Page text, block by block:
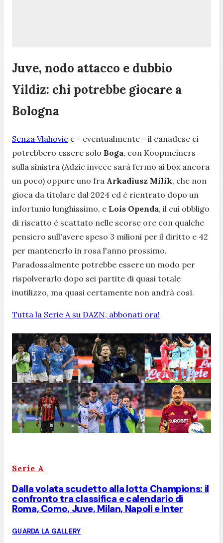
Juve, nodo attacco e dubbio
Yildiz: chi potrebbe giocare a
Bologna
Senza Vlahovic e - eventualmente - il canadese ci
potrebbero essere solo Boga, con Koopmeiners
sulla sinistra (Adzic invece sarà fermo ai box ancora
un poco) oppure uno fra Arkadiusz Milik, che non
gioca da titolare dal 2024 ed è rientrato dopo un
infortunio lunghissimo, e Lois Openda, il cui obbligo
di riscatto è scattato nelle scorse ore con qualche
pensiero sull'avere speso 3 milioni per il diritto e 42
per mantenerlo in rosa l'anno prossimo.
Paradossalmente potrebbe essere un modo per
rispolverarlo dopo sei partite di quasi totale
inutilizzo, ma quasi certamente non andrà così.
Tutta la Serie A su DAZN, abbonati ora!
Serie A
Dalla volata scudetto alla lotta Champions: il
confronto tra classifica e calendario di
Roma, Como, Juve, Milan, Napoli e Inter
GUARDA LA GALLERY